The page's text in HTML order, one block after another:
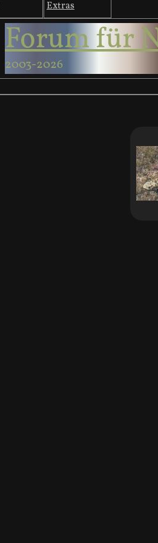
Extras
Forum für
2003-2026